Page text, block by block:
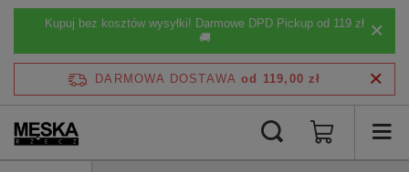
Kupuj bez kosztów wysyłki! Darmowe DPD Pickup od 119 zł
🚚
DARMOWA DOSTAWA od 119,00 zł